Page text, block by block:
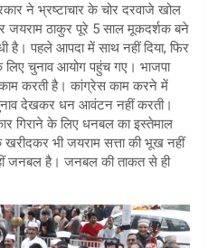
ने भ्रष्टाचार के चोर दरवाजे खोल
जयराम ठाकुर पूरे 5 साल मूकदर्शक बने
है। पहले आपदा में साथ नहीं दिया, फिर
चुनाव आयोग पहुंच गए। भाजपा
काम करती है। कांग्रेस काम करने में
देखकर धन आवंटन नहीं करती।
गिराने के लिए धनबल का इस्तेमाल
भी जयराम सत्ता की भूख नहीं
जनबल है। जनबल की ताकत से ही